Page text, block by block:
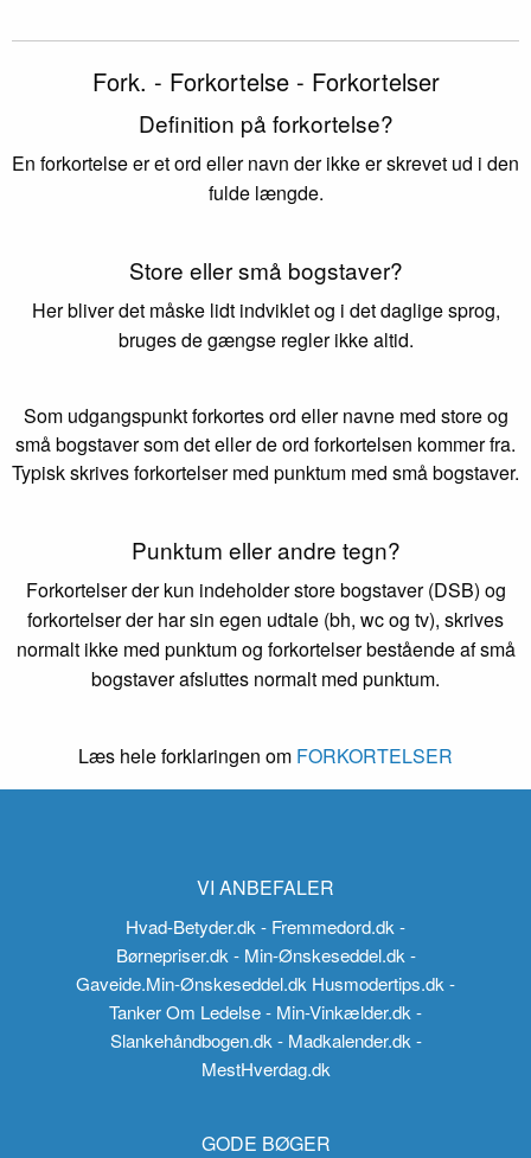
Fork. - Forkortelse - Forkortelser
Definition på forkortelse?
En forkortelse er et ord eller navn der ikke er skrevet ud i den
fulde længde.
Store eller små bogstaver?
Her bliver det måske lidt indviklet og i det daglige sprog,
bruges de gængse regler ikke altid.
Som udgangspunkt forkortes ord eller navne med store og
små bogstaver som det eller de ord forkortelsen kommer fra.
Typisk skrives forkortelser med punktum med små bogstaver.
Punktum eller andre tegn?
Forkortelser der kun indeholder store bogstaver (DSB) og
forkortelser der har sin egen udtale (bh, wc og tv), skrives
normalt ikke med punktum og forkortelser bestående af små
bogstaver afsluttes normalt med punktum.
Læs hele forklaringen om FORKORTELSER
VI ANBEFALER
Hvad-Betyder.dk- Fremmedord.dk-
Børnepriser.dk - Min-Ønskeseddel.dk -
Gaveide.Min-Ønskeseddel.dk Husmodertips.dk-
Tanker Om Ledelse- Min-Vinkælder.dk-
Slankehåndbogen.dk - Madkalender.dk -
MestHverdag.dk
GODE BØGER